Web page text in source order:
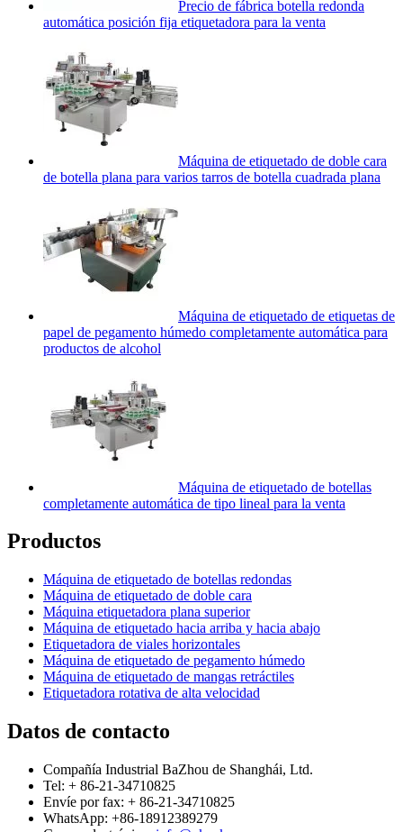
Precio de fábrica botella redonda
automática posición fija etiquetadora para la venta
Máquina de etiquetado de doble cara
de botella plana para varios tarros de botella cuadrada plana
Máquina de etiquetado de etiquetas de
papel de pegamento húmedo completamente automática para
productos de alcohol
Máquina de etiquetado de botellas
completamente automática de tipo lineal para la venta
Productos
Máquina de etiquetado de botellas redondas
Máquina de etiquetado de doble cara
Máquina etiquetadora plana superior
Máquina de etiquetado hacia arriba y hacia abajo
Etiquetadora de viales horizontales
Máquina de etiquetado de pegamento húmedo
Máquina de etiquetado de mangas retráctiles
Etiquetadora rotativa de alta velocidad
Datos de contacto
Compañía Industrial BaZhou de Shanghái, Ltd.
Tel: + 86-21-34710825
Envíe por fax: + 86-21-34710825
WhatsApp: +86-18912389279